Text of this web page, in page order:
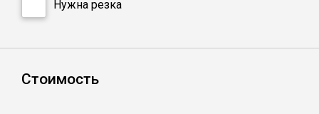
Столбы заборные
Нужна резка
Стоимость